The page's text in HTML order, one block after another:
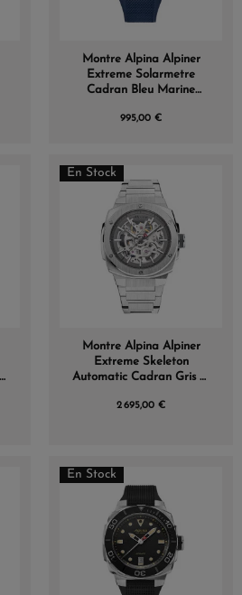
Montre Alpina Alpiner
Extreme Solarmetre
Cadran Bleu Marine
995,00 €
En Stock
Montre Alpina Alpiner
Extreme Skeleton
Automatic Cadran Gris et
2 695,00 €
En Stock